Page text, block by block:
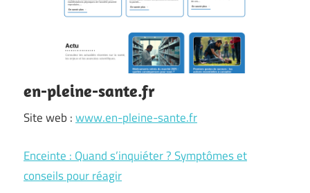
en-pleine-sante.fr
Site web :www.en-pleine-sante.fr
Enceinte : Quand s’inquiéter ? Symptômes et
conseils pour réagir